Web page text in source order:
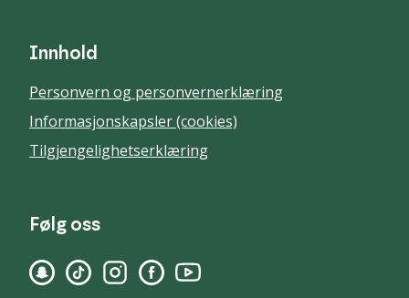
Innhold
Personvern og personvernerklæring
Informasjonskapsler (cookies)
Tilgjengelighetserklæring
Følg oss